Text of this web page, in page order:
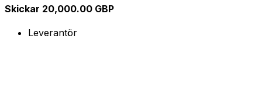
Skickar 20,000.00 GBP
Leverantör